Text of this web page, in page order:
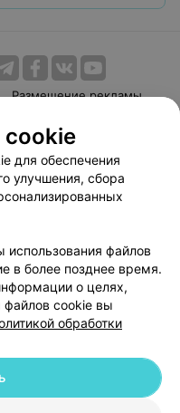
Размещение рекламы
Способы оплаты
103.by
cookie
данных
| 220012, Республика Беларусь,
cookie
для обеспечения
улучшения, сбора
файлов
в более позднее время.
о целях,
файлов cookie вы
обработки